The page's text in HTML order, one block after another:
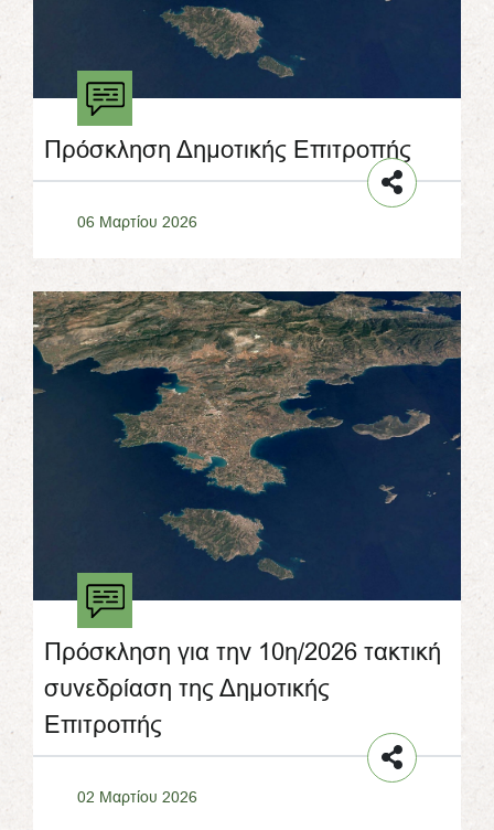
Πρόσκληση Δημοτικής Επιτροπής
06 Μαρτίου 2026
Πρόσκληση για την 10η/2026 τακτική
συνεδρίαση της Δημοτικής
Επιτροπής
02 Μαρτίου 2026